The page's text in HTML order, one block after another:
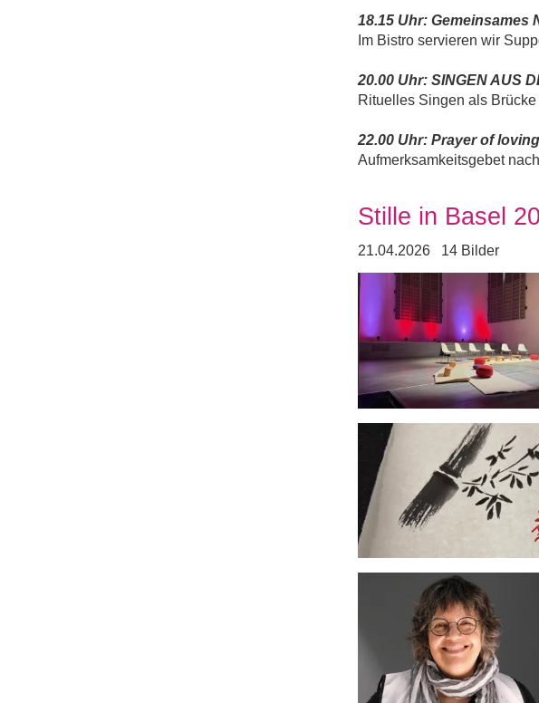
18.15 Uhr: Gemeinsames
Im Bistro servieren wir
20.00 Uhr: SINGEN AUS
Rituelles Singen als
22.00 Uhr: Prayer of
Aufmerksamkeitsgebet
Stille in Basel
21.04.2026 14 Bilder